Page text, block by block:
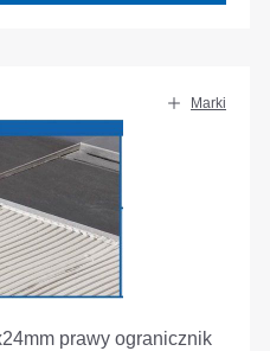
Marki
prawy ogranicznik